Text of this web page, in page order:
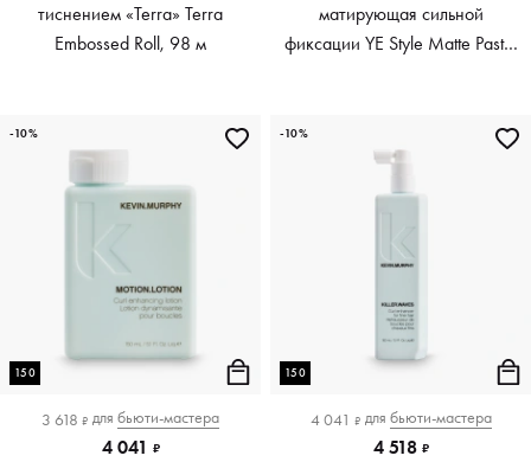
тиснением «Terra» Terra
Embossed Roll, 98 м
матирующая сильной
фиксации YE Style Matte Paste,
150
3 618 ₽ для бьюти-мастера
4 041 ₽
-10%
150
4 041 ₽ для бьюти-мастера
4 518 ₽
-10%